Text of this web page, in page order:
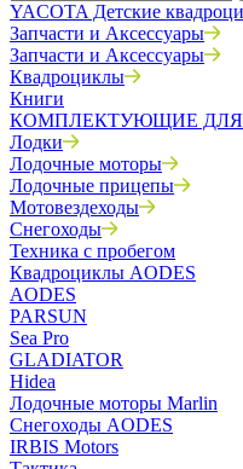
YACOTA Детские
Запчасти и Аксессуары
Запчасти и Аксессуары
Квадроциклы
Книги
КОМПЛЕКТУЮЩИЕ ДЛЯ
Лодки
Лодочные моторы
Лодочные прицепы
Мотовездеходы
Снегоходы
Техника с пробегом
Квадроциклы AODES
AODES
PARSUN
Sea Pro
GLADIATOR
Hidea
Лодочные моторы Marlin
Снегоходы AODES
IRBIS Motors